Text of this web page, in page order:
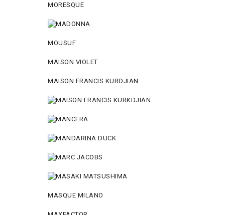
MORESQUE
MOUSUF
MAISON VIOLET
MAISON FRANCIS KURDJIAN
MASQUE MILANO